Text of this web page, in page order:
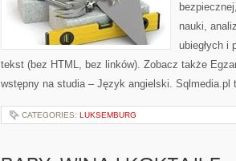
nauki,
ubiegłych i
tekst (bez HTML, bez linków). Zobacz także
wstępny na studia – Język angielski.
CATEGORIES: LUKSEMBURG